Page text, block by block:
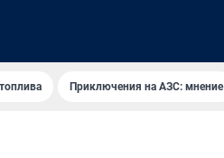
Приключения на АЗС: мнение